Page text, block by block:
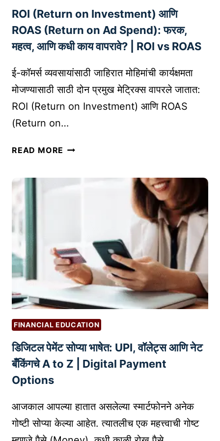
C
नों
णी
P
R
O
O
A
X
सं
पू
र्ण
मा
र्ग
द
र्श
ROI (Return on Investment) आणि
ROAS (Return on Ad Spend): फरक,
महत्व, आणि कधी काय वापरावे? | ROI vs ROAS
ई-कॉमर्स व्यवसायांसाठी जाहिरात मोहिमांची कार्यक्षमता
मोजण्यासाठी साठी दोन प्रमुख मेट्रिक्स वापरले जातात:
ROI (Return on Investment) आणि ROAS
(Return on…
READ MORE R
R
N
O
N
I
N
V
E
S
N
T
FINANCIAL EDUCATION
डिजिटल पेमेंट सोप्या भाषेत: UPI, वॉलेट्स आणि नेट
बँकिंगचे A to Z | Digital Payment
Options
आजकाल आपल्या हातात असलेल्या स्मार्टफोनने अनेक
गोष्टी सोप्या केल्या आहेत. त्यातलीच एक महत्त्वाची गोष्ट